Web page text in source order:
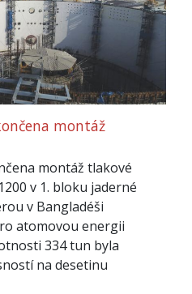
montáž
montáž tlakové
v 1. bloku jaderné
v Bangladéši
atomovou energii
334 tun byla
na desetinu